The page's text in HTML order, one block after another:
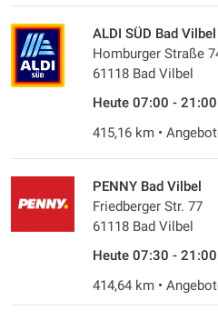
ALDI SÜD Bad Vilbel
Homburger Straße
61118 Bad Vilbel
Heute 07:00 - 21:00
415,16 km •
PENNY Bad Vilbel
Friedberger Str. 77
61118 Bad Vilbel
Heute 07:30 - 21:00
414,64 km •